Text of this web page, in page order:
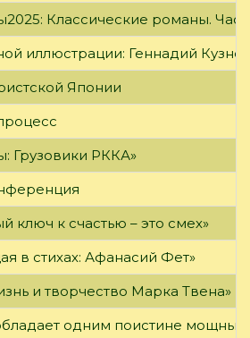
Классические романы.
иллюстрации: Геннадий
Японии
Грузовики РККА»
ключ к счастью – это смех»
в стихах: Афанасий Фет»
и творчество Марка Твена»
одним поистине